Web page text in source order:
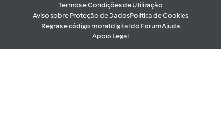
Termos e Condições de Utilização
Aviso sobre Proteção de DadosPolítica de Cookies
Regras e código moral digital do FórumAjuda
Apoio Legal